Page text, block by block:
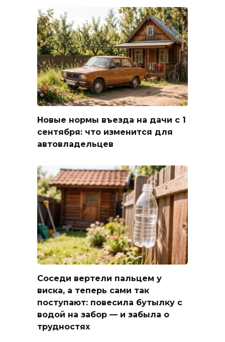
Новые нормы въезда на дачи с 1
сентября: что изменится для
автовладельцев
Соседи вертели пальцем у
виска, а теперь сами так
поступают: повесила бутылку с
водой на забор — и забыла о
трудностях